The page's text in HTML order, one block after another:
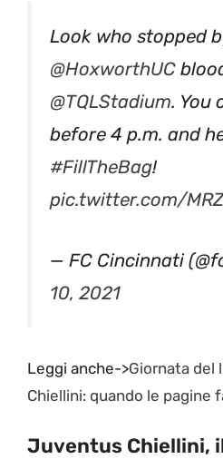
Look who stopped
@HoxworthUC
@TQLStadium. You
before 4 p.m. and
#FillTheBag!
pic.twitter.com/
— FC Cincinnati
10, 2021
Leggi anche->Giornata del
Chiellini: quando le pagine
Juventus Chiellini,